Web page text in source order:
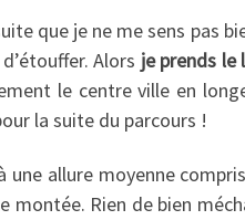
que je ne me sens pas
Alors je prends le
le centre ville en
la suite du parcours !
allure moyenne
Rien de bien